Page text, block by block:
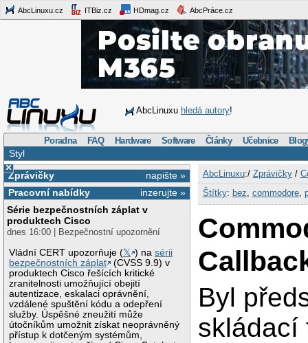
AbcLinuxu.cz ITBiz.cz HDmag.cz AbcPráce.cz
AbcLinuxu hledá autory!
Poradna FAQ Hardware Software Články Učebnice
Styl
×
napište »
Zprávičky
inzerujte »
Pracovní nabídky
Série bezpečnostních záplat v
produktech Cisco
dnes 16:00 | Bezpečnostní upozornění
Vládní CERT upozorňuje (𝕏 ) nasérii
bezpečnostních záplat
(CVSS 9.9) v
produktech Cisco řešících kritické
zranitelnosti umožňující obejití
autentizace, eskalaci oprávnění,
vzdálené spuštění kódu a odepření
služby. Úspěšné zneužití může
útočníkům umožnit získat neoprávněný
přístup k dotčeným systémům,
AbcLinuxu:/ Zprávičky/
Štítky: bez commodore,
Byl
skládací